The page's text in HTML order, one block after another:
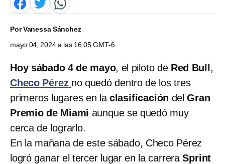
PorVanessa Sánchez
mayo 04, 2024 a las 16:05 GMT-6
Hoy sábado 4 de mayo, el piloto de Red Bull ,
Checo Pérez no quedó dentro de los tres
primeros lugares en la clasificación delGran
Premio de Miami aunque se quedó muy
cerca de lograrlo.
En la mañana de este sábado, Checo Pérez
logró ganar el tercer lugar en la carreraSprint